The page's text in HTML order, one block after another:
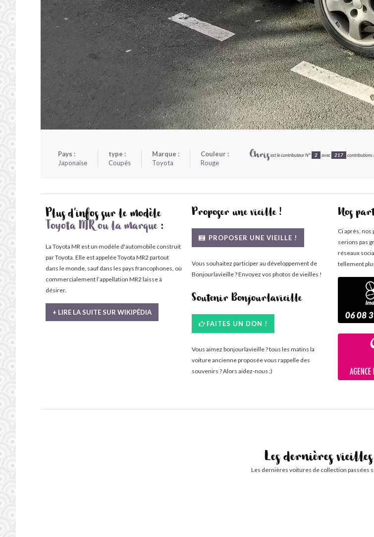
Pays :
Japonaise
type :
Coupés
Marque :
Toyota
Couleur :
Rouge
Chrisest le contributeur N° 2 avec 217 contributions
Plus d'infos sur le modèle
Toyota MR ou la marque:
La Toyota MR est un modèle d'automobile construit
par Toyota. Elle est appelée Toyota MR2 partout
dans le monde, sauf dans les pays francophones, où
commercialement l’appellation MR2 laisse à
désirer.
+ LIRE LA SUITE SUR WIKIPÉDIA
Proposer une vieille !
PROPOSER UNE VIEILLE !
Vous souhaitez participer au développement de
Bonjourlavieille ? Envoyez vos photos de vieilles !
Soutenir Bonjourlavieille
FAITES UN DON !
Vous aimez bonjourlavieille ? tous les matins la
voiture ancienne proposée vous rappelle des
souvenirs ? Alors aidez-nous ;)
Nos
Ci après,
serions pas
réseaux
tellement
Les dernières
Les dernières voitures de collection passées